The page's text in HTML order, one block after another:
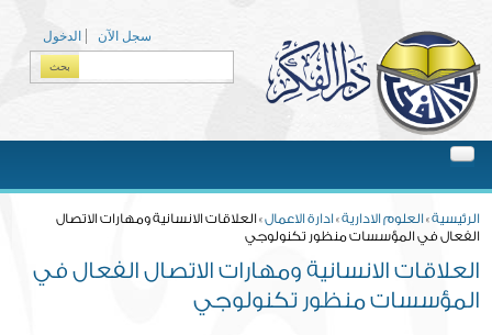
الدخول
سجل الآن
الرئيسية» العلوم الادارية» ادارة الاعمال» العلاقات الانسانية ومهارات الاتصال
الفعال في المؤسسات منظور تكنولوجي
العلاقات الانسانية ومهارات الاتصال الفعال في
المؤسسات منظور تكنولوجي